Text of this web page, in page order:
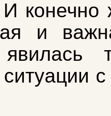
конечно
и